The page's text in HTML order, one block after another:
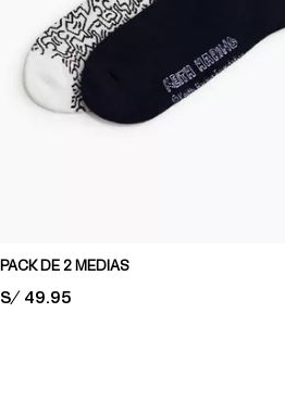
PACK DE 2 MEDIAS
PRICE:
S/ 49.95